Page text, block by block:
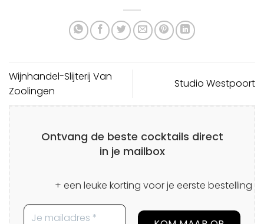
Wijnhandel-Slijterij Van
Zoolingen
Studio Westpoort
Ontvang de beste cocktails direct
in je mailbox
+ een leuke korting voor je eerste bestelling